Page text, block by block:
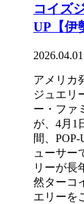
コイズ
UP【伊
アメリカ
ジュエリ
ー・ファ
が、4月1
間、
ューサー
リーが長
然ターコ
エリーを